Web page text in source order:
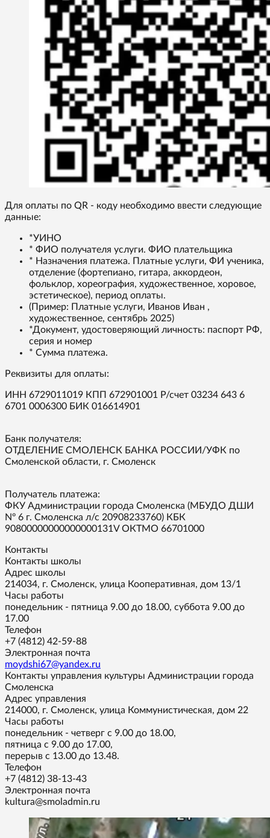
Для оплаты по QR - коду необходимо ввести следующие
данные:
*УИНО
* ФИО получателя услуги. ФИО плательщика
* Назначения платежа. Платные услуги, ФИ ученика,
отделение (фортепиано, гитара, аккордеон,
фольклор, хореография, художественное, хоровое,
эстетическое), период оплаты.
(Пример: Платные услуги, Иванов Иван ,
художественное, сентябрь 2025)
*Документ, удостоверяющий личность: паспорт РФ,
серия и номер
* Сумма платежа.
Реквизиты для оплаты:
ИНН 6729011019 КПП 672901001 Р/счет 03234 643 6
6701 0006300 БИК 016614901
Банк получателя:
ОТДЕЛЕНИЕ СМОЛЕНСК БАНКА РОССИИ/УФК по
Смоленской области, г. Смоленск
Получатель платежа:
ФКУ Администрации города Смоленска (МБУДО ДШИ
Nº 6 г. Смоленска л/с 20908233760) КБК
90800000000000000131V ОКТМО 66701000
Контакты
Контакты школы
Адрес школы
214034, г. Смоленск, улица Кооперативная, дом 13/1
Часы работы
понедельник - пятница 9.00 до 18.00, суббота 9.00 до
17.00
Телефон
+7 (4812) 42-59-88
Электронная почта
moydshi67@yandex.ru
Контакты управления культуры Администрации города
Смоленска
Адрес управления
214000, г. Смоленск, улица Коммунистическая, дом 22
Часы работы
понедельник - четверг с 9.00 до 18.00,
пятница с 9.00 до 17.00,
перерыв с 13.00 до 13.48.
Телефон
+7 (4812) 38-13-43
Электронная почта
kultura@smoladmin.ru